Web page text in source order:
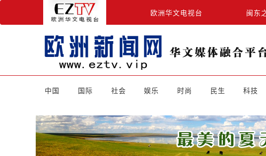
欧洲华文电视台 闽东
中国 国际 社会 娱乐 时尚 民生 科技